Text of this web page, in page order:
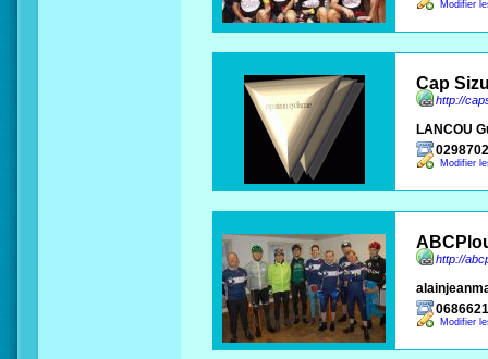
Modifier
Cap
http://
LANCOU
Modifier
http://
Modifier